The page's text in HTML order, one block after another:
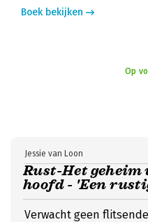
Boek bekijken
Op
Rust-Het
hoofd - 'Een
Jessie van Loon
Verwacht geen